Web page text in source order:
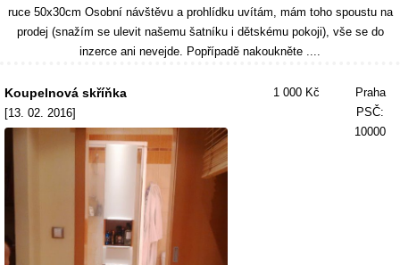
ruce 50x30cm Osobní návštěvu a prohlídku uvítám, mám toho spoustu na
prodej (snažím se ulevit našemu šatníku i dětskému pokoji), vše se do
inzerce ani nevejde. Popřípadě nakoukněte ....
Koupelnová skříňka
[13. 02. 2016]
1 000 Kč
Praha
PSČ:
10000